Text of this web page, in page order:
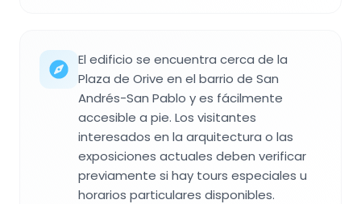
El edificio se encuentra cerca de la
Plaza de Orive en el barrio de San
Andrés-San Pablo y es fácilmente
accesible a pie. Los visitantes
interesados en la arquitectura o las
exposiciones actuales deben verificar
previamente si hay tours especiales u
horarios particulares disponibles.